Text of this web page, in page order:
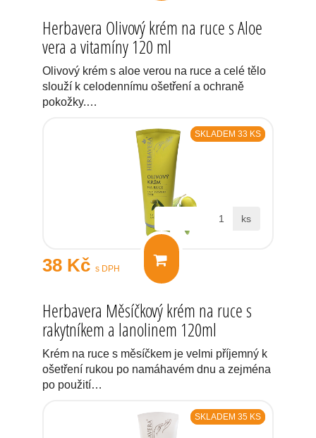
Herbavera Olivový krém na ruce s Aloe
vera a vitamíny 120 ml
Olivový krém s aloe verou na ruce a celé tělo
slouží k celodennímu ošetření a ochraně
pokožky.…
SKLADEM 33 KS
38 Kč s DPH
ks
Herbavera Měsíčkový krém na ruce s
rakytníkem a lanolinem 120ml
Krém na ruce s měsíčkem je velmi příjemný k
ošetření rukou po namáhavém dnu a zejména
po použití…
SKLADEM 35 KS